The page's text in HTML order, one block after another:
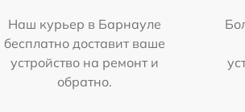
Наш курьер в Барнауле
бесплатно доставит ваше
устройство на ремонт и
обратно.